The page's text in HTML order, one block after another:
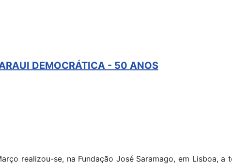
DEMOCRÁTICA - 50 ANOS
realizou-se, na Fundação José Saramago, em Lisboa,